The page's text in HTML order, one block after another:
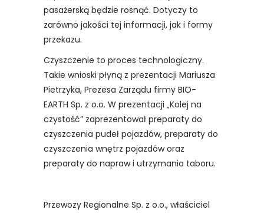
pasażerską będzie rosnąć. Dotyczy to
zarówno jakości tej informacji, jak i formy
przekazu.
Czyszczenie to proces technologiczny.
Takie wnioski płyną z prezentacji Mariusza
Pietrzyka, Prezesa Zarządu firmy BIO-
EARTH Sp. z o.o. W prezentacji „Kolej na
czystość” zaprezentował preparaty do
czyszczenia pudeł pojazdów, preparaty do
czyszczenia wnętrz pojazdów oraz
preparaty do napraw i utrzymania taboru.
Przewozy Regionalne Sp. z o.o., właściciel